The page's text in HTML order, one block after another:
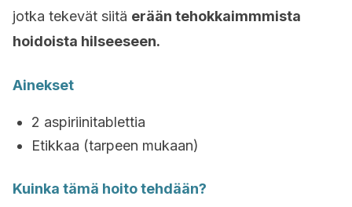
jotka tekevät siitä erään tehokkaimmmista
hoidoista hilseeseen.
Ainekset
2 aspiriinitablettia
Etikkaa (tarpeen mukaan)
Kuinka tämä hoito tehdään?